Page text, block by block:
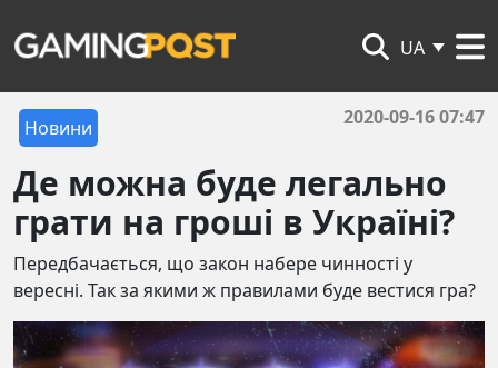
UA
Новини 2020-09-16 07:47
Де можна буде легально
грати на гроші в Україні?
Передбачається, що закон набере чинності у
вересні. Так за якими ж правилами буде вестися гра?